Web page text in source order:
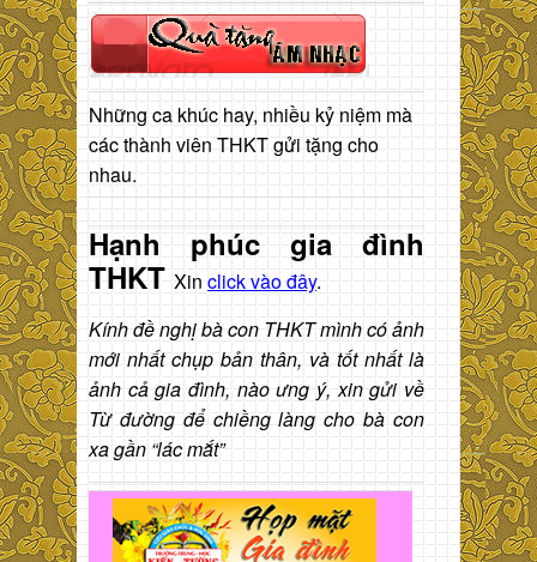
Những ca khúc hay, nhiều kỷ niệm mà
các thành viên THKT gửi tặng cho
nhau.
Hạnh phúc gia đình
THKT Xin click vào đây.
Kính đề nghị bà con THKT mình có ảnh
mới nhất chụp bản thân, và tốt nhất là
ảnh cả gia đình, nào ưng ý, xin gửi về
Từ đường để chiềng làng cho bà con
xa gần “lác mắt”